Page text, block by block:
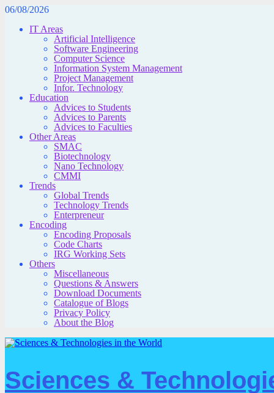
Skip
content
06/08/2026
IT Areas
Artificial Intelligence
Software Engineering
Computer Science
Information System Management
Project Management
Infor. Technology
Education
Advices to Students
Advices to Parents
Advices to Faculties
Other Areas
SMAC
Biotechnology
Nano Technology
CMMI
Trends
Global Trends
Technology Trends
Enterpreneur
Encoding
Encoding Proposals
Code Charts
IRG Working Sets
Others
Miscellaneous
Questions & Answers
Download Documents
Catalogue of Blogs
Privacy Policy
About the Blog
Sciences &